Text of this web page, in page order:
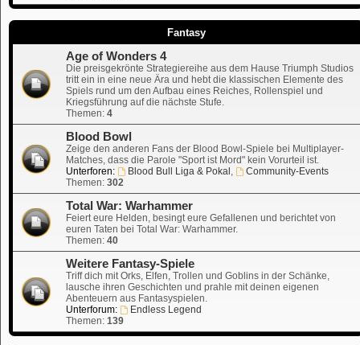
Fantasy
Age of Wonders 4
Die preisgekrönte Strategiereihe aus dem Hause Triumph Studios
tritt ein in eine neue Ära und hebt die klassischen Elemente des
Spiels rund um den Aufbau eines Reiches, Rollenspiel und
Kriegsführung auf die nächste Stufe.
Themen: 4
Blood Bowl
Zeige den anderen Fans der Blood Bowl-Spiele bei Multiplayer-
Matches, dass die Parole "Sport ist Mord" kein Vorurteil ist.
Unterforen:
Blood Bull Liga & Pokal,
Community-Events
Themen: 302
Total War: Warhammer
Feiert eure Helden, besingt eure Gefallenen und berichtet von
euren Taten bei Total War: Warhammer.
Themen: 40
Weitere Fantasy-Spiele
Triff dich mit Orks, Elfen, Trollen und Goblins in der Schänke,
lausche ihren Geschichten und prahle mit deinen eigenen
Abenteuern aus Fantasyspielen.
Unterforum:
Endless Legend
Themen: 139